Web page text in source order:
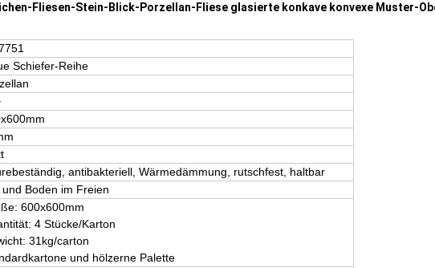
Fliesen-Stein-Blick-Porzellan-Fliese glasierte konkave konvexe Muster-
Schiefer-Reihe
antibakteriell, Wärmedämmung, rutschfest, haltbar
Boden im Freien
600x600mm
4 Stücke/Karton
31kg/carton
und hölzerne Palette